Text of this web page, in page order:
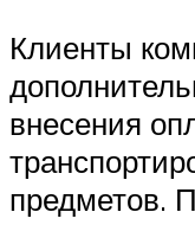
Клиенты
внесения
предметов.